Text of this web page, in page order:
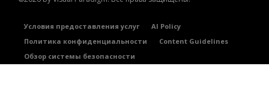
Условия предоставления услуг
AI Policy
Политика конфиденциальности
Content Guidelines
Обзор системы безопасности